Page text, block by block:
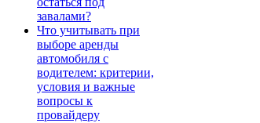
завалами?
Что учитывать при
выборе аренды
автомобиля с
водителем: критерии,
условия и важные
вопросы к
провайдеру